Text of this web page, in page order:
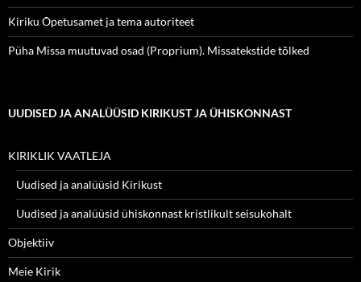
Kiriku Õpetusamet ja tema autoriteet
Püha Missa muutuvad osad (Proprium). Missatekstide tõlked
UUDISED JA ANALÜÜSID KIRIKUST JA ÜHISKONNAST
KIRIKLIK VAATLEJA
Uudised ja analüüsid Kirikust
Uudised ja analüüsid ühiskonnast kristlikult seisukohalt
Objektiiv
Meie Kirik